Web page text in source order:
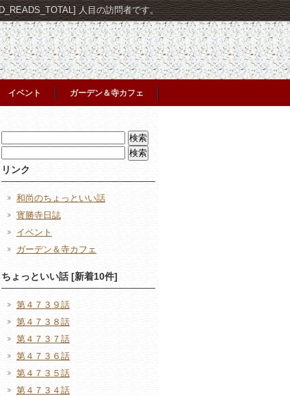
人目の訪問者です。
イベント ガーデン＆寺カフェ
索:
索:
リンク
和尚のちょっといい話
寳勝寺日誌
イベント
ガーデン＆寺カフェ
ちょっといい話 [新着10件]
第４７３９話
第４７３８話
第４７３７話
第４７３６話
第４７３５話
第４７３４話